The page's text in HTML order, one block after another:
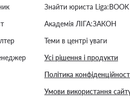
Знайти юриста Liga:BOOK
Академія ЛІГА:ЗАКОН
Теми в центрі уваги
Усі рішення і продукти
Політика
Умови використання